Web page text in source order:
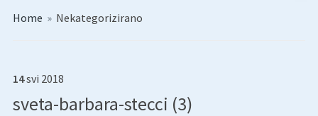
Home » Nekategorizirano
14svi 2018
sveta-barbara-stecci (3)